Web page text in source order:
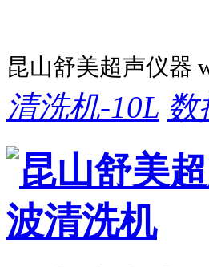
昆山舒美超声仪器
清洗机-10L 数